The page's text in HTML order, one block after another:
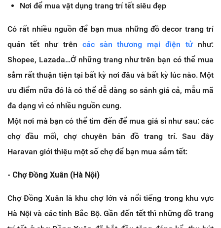
Nơi để mua vật dụng trang trí tết siêu đẹp
Có rất nhiều nguồn để bạn mua những đồ decor trang trí
quán tết như trên các sàn thương mại điện tửnhư:
Shopee, Lazada…Ở những trang như trên bạn có thể mua
sắm rất thuận tiện tại bất kỳ nơi đâu và bất kỳ lúc nào. Một
ưu điểm nữa đó là có thể dễ dàng so sánh giá cả, mẫu mã
đa dạng vì có nhiều nguồn cung.
Một nơi mà bạn có thể tìm đến để mua giá sỉ như sau: các
chợ đầu mối, chợ chuyên bán đồ trang trí. Sau đây
Haravan giới thiệu một số chợ để bạn mua sắm tết:
- Chợ Đồng Xuân (Hà Nội)
Chợ Đồng Xuân là khu chợ lớn và nổi tiếng trong khu vực
Hà Nội và các tỉnh Bắc Bộ. Gần đến tết thì những đồ trang